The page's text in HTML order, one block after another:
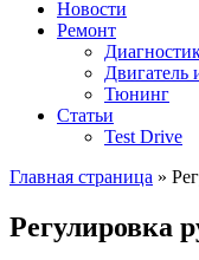
Новости
Ремонт
Двигатель
Тюнинг
Статьи
Test Drive
Главная страница »
Регулировка